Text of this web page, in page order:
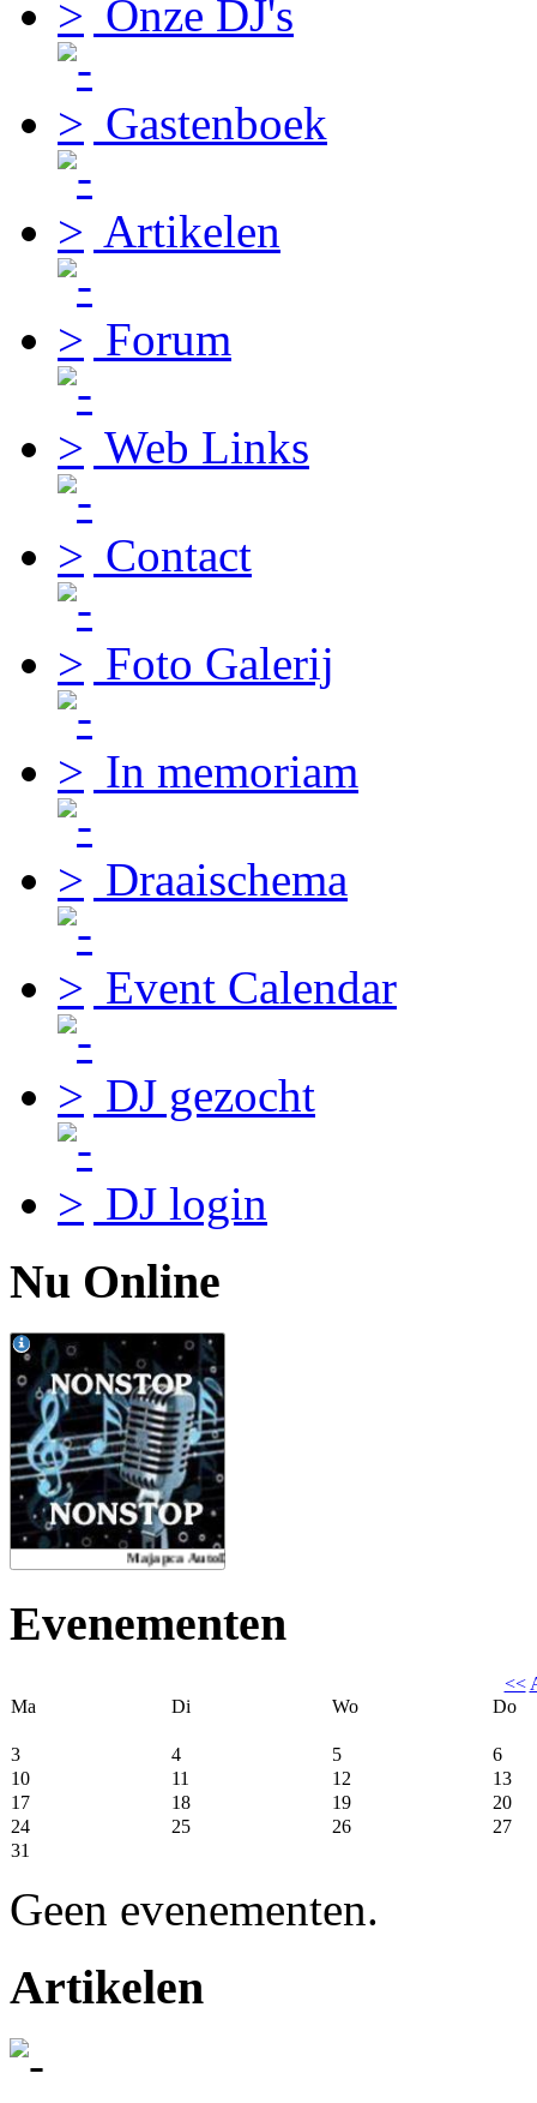
Onze DJ's
Gastenboek
Artikelen
Forum
Web Links
Contact
Foto Galerij
In memoriam
Draaischema
Event Calendar
DJ gezocht
DJ login
Nu Online
Evenementen
<<
Ma
Di Wo Do
3 4 5
6
10
11 12
13
17
18 19
20
24
25 26
27
31
Geen evenementen.
Artikelen